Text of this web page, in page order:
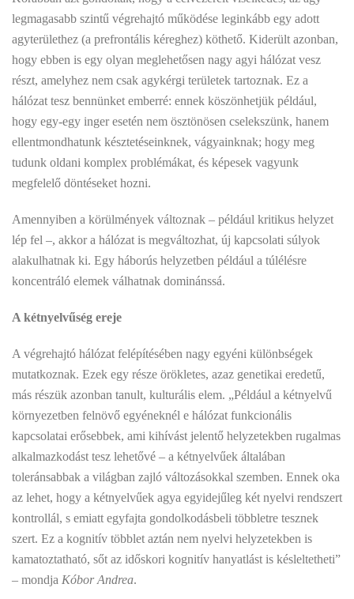
legmagasabb szintű végrehajtó működése leginkább egy adott
agyterülethez (a prefrontális kéreghez) köthető. Kiderült azonban,
hogy ebben is egy olyan meglehetősen nagy agyi hálózat vesz
részt, amelyhez nem csak agykérgi területek tartoznak. Ez a
hálózat tesz bennünket emberré: ennek köszönhetjük például,
hogy egy-egy inger esetén nem ösztönösen cselekszünk, hanem
ellentmondhatunk késztetéseinknek, vágyainknak; hogy meg
tudunk oldani komplex problémákat, és képesek vagyunk
megfelelő döntéseket hozni.
Amennyiben a körülmények változnak – például kritikus helyzet
lép fel –, akkor a hálózat is megváltozhat, új kapcsolati súlyok
alakulhatnak ki. Egy háborús helyzetben például a túlélésre
koncentráló elemek válhatnak dominánssá.
A kétnyelvűség ereje
A végrehajtó hálózat felépítésében nagy egyéni különbségek
mutatkoznak. Ezek egy része örökletes, azaz genetikai eredetű,
más részük azonban tanult, kulturális elem. „Például a kétnyelvű
környezetben felnövő egyéneknél e hálózat funkcionális
kapcsolatai erősebbek, ami kihívást jelentő helyzetekben rugalmas
alkalmazkodást tesz lehetővé – a kétnyelvűek általában
toleránsabbak a világban zajló változásokkal szemben. Ennek oka
az lehet, hogy a kétnyelvűek agya egyidejűleg két nyelvi rendszert
kontrollál, s emiatt egyfajta gondolkodásbeli többletre tesznek
szert. Ez a kognitív többlet aztán nem nyelvi helyzetekben is
kamatoztatható, sőt az időskori kognitív hanyatlást is késleltetheti”
– mondja Kóbor Andrea.